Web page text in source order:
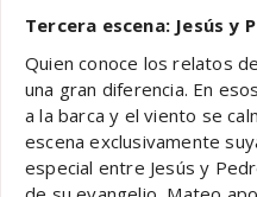
Tercera escena: Jesús y
Quien conoce los relatos
una gran diferencia. En
a la barca y el viento se
escena exclusivamente
especial entre Jesús y